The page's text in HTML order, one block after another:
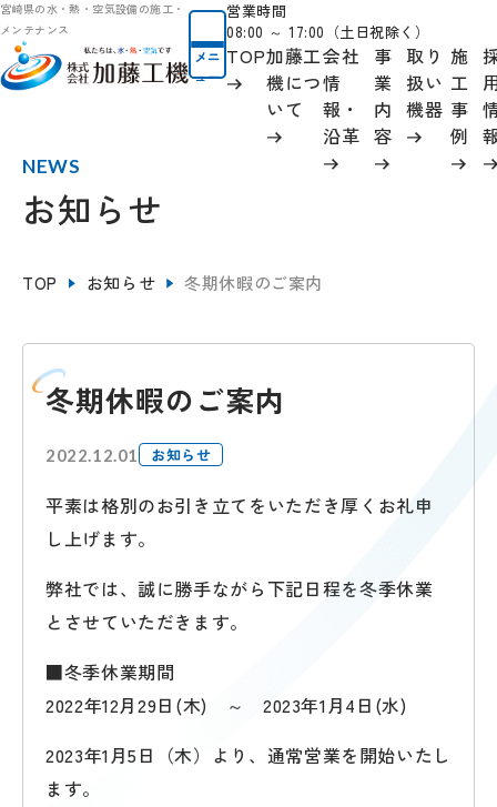
宮崎県の水・熱・空気設備の施工・
メンテナンス
メニ
ュー
営業時間
08:00 ～ 17:00（土日祝除く）
TOP加藤工
機につ
いて
会社
情
報 ・
沿革
事
業
内
容
取り
扱い
機器
施
工
事
例
NEWS
お知らせ
TOP お知らせ 冬期休暇のご案内
冬期休暇のご案内
2022.12.01 お知らせ
平素は格別のお引き立てをいただき厚くお礼申
し上げます。
弊社では、誠に勝手ながら下記日程を冬季休業
とさせていただきます。
■冬季休業期間
2022年12月29日(木) ～ 2023年1月4日(水)
2023年1月5日（木）より、通常営業を開始いたし
ます。